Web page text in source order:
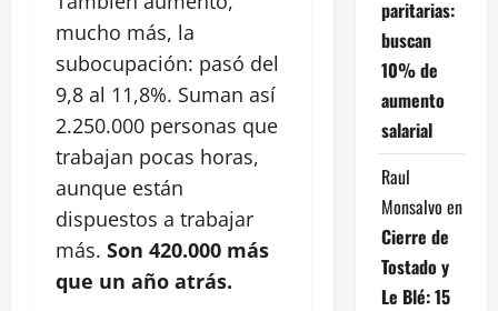
mucho más, la
subocupación: pasó del
9,8 al 11,8%. Suman así
2.250.000 personas que
trabajan pocas horas,
aunque están
dispuestos a trabajar
más. Son 420.000 más
que un año atrás.
paritarias:
buscan
10% de
aumento
salarial
Raul
Monsalvo en
Cierre de
Tostado y
Le Blé: 15